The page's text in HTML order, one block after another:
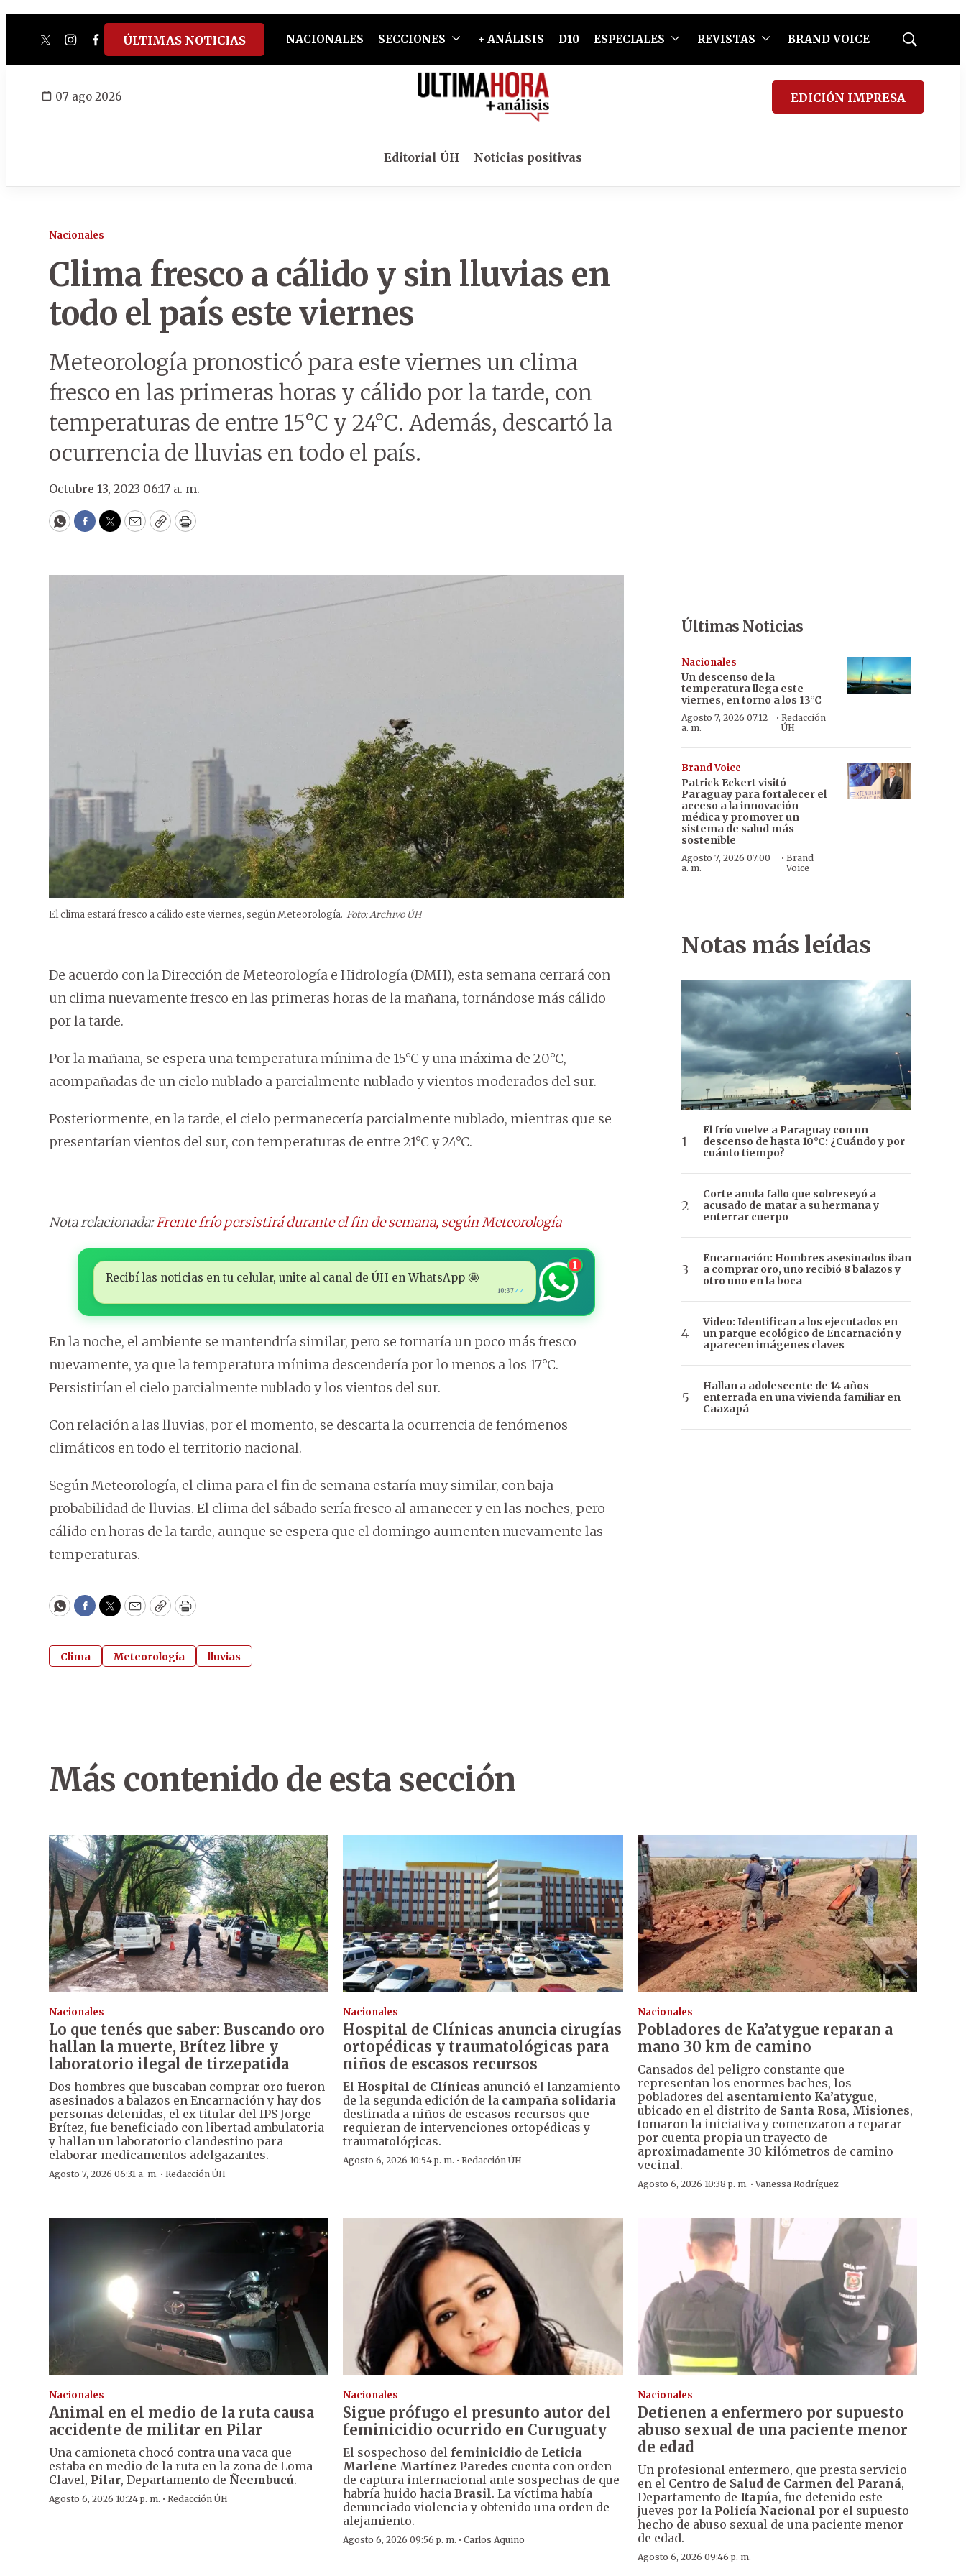
twitterinstagram
facebook
tiktokyoutube
spotify
ÚLTIMAS NOTICIAS NACIONALES SECCIONES + ANÁLISIS D10 ESPECIALES REVISTAS BRAND VOICE
Mostrar
07 ago 2026 EDICIÓN IMPRESA
Editorial ÚH Noticias positivas
Nacionales
Clima fresco a cálido y sin lluvias en
todo el país este viernes
Meteorología pronosticó para este viernes un clima
fresco en las primeras horas y cálido por la tarde, con
temperaturas de entre 15°C y 24°C. Además, descartó la
ocurrencia de lluvias en todo el país.
Octubre 13, 2023 06:17 a. m.
WhatsApp
Facebook
Twitter
EmailCopyPrint
El clima estará fresco a cálido este viernes, según Meteorología. Foto: Archivo ÚH
De acuerdo con la Dirección de Meteorología e Hidrología (DMH), esta semana cerrará con
un clima nuevamente fresco en las primeras horas de la mañana, tornándose más cálido
por la tarde.
Por la mañana, se espera una temperatura mínima de 15°C y una máxima de 20°C,
acompañadas de un cielo nublado a parcialmente nublado y vientos moderados del sur.
Posteriormente, en la tarde, el cielo permanecería parcialmente nublado, mientras que se
presentarían vientos del sur, con temperaturas de entre 21°C y 24°C.
Nota relacionada:Frente frío persistirá durante el fin de semana, según Meteorología
Recibí las noticias en tu celular, unite al canal de ÚH en WhatsApp 🤩
10:37✓✓
1
En la noche, el ambiente se mantendría similar, pero se tornaría un poco más fresco
nuevamente, ya que la temperatura mínima descendería por lo menos a los 17°C.
Persistirían el cielo parcialmente nublado y los vientos del sur.
Con relación a las lluvias, por el momento, se descarta la ocurrencia de fenómenos
climáticos en todo el territorio nacional.
Según Meteorología, el clima para el fin de semana estaría muy similar, con baja
probabilidad de lluvias. El clima del sábado sería fresco al amanecer y en las noches, pero
cálido en horas de la tarde, aunque se espera que el domingo aumenten nuevamente las
temperaturas.
WhatsApp
Facebook
Twitter
EmailCopyPrint
Clima Meteorología lluvias
Últimas Noticias
Nacionales
Un descenso de la
temperatura llega este
viernes, en torno a los 13°C
Agosto 7, 2026 07:12
a. m.
· Redacción
ÚH
Brand Voice
Patrick Eckert visitó
Paraguay para fortalecer el
acceso a la innovación
médica y promover un
sistema de salud más
sostenible
Agosto 7, 2026 07:00
a. m.
· Brand
Voice
Notas más leídas
El frío vuelve a Paraguay con un
descenso de hasta 10°C: ¿Cuándo y por
cuánto tiempo?
Corte anula fallo que sobreseyó a
acusado de matar a su hermana y
enterrar cuerpo
Encarnación: Hombres asesinados iban
a comprar oro, uno recibió 8 balazos y
otro uno en la boca
Video: Identifican a los ejecutados en
un parque ecológico de Encarnación y
aparecen imágenes claves
Hallan a adolescente de 14 años
enterrada en una vivienda familiar en
Caazapá
Más contenido de esta sección
Nacionales
Lo que tenés que saber: Buscando oro
hallan la muerte, Brítez libre y
laboratorio ilegal de tirzepatida
Dos hombres que buscaban comprar oro fueron
asesinados a balazos en Encarnación y hay dos
personas detenidas, el ex titular del IPS Jorge
Brítez, fue beneficiado con libertad ambulatoria
y hallan un laboratorio clandestino para
elaborar medicamentos adelgazantes.
Agosto 7, 2026 06:31 a. m. · Redacción ÚH
Nacionales
Hospital de Clínicas anuncia cirugías
ortopédicas y traumatológicas para
niños de escasos recursos
El Hospital de Clínicas anunció el lanzamiento
de la segunda edición de la campaña solidaria
destinada a niños de escasos recursos que
requieran de intervenciones ortopédicas y
traumatológicas.
Agosto 6, 2026 10:54 p. m. ·Redacción ÚH
Nacionales
Pobladores de Ka’atygue reparan a
mano 30 km de camino
Cansados del peligro constante que
representan los enormes baches, los
pobladores del asentamiento Ka’atygue,
ubicado en el distrito de Santa Rosa, Misiones,
tomaron la iniciativa y comenzaron a reparar
por cuenta propia un trayecto de
aproximadamente 30 kilómetros de camino
vecinal.
Agosto 6, 2026 10:38 p. m. ·Vanessa Rodríguez
Nacionales
Animal en el medio de la ruta causa
accidente de militar en Pilar
Una camioneta chocó contra una vaca que
estaba en medio de la ruta en la zona de Loma
Clavel, Pilar, Departamento de Ñeembucú.
Agosto 6, 2026 10:24 p. m. · Redacción ÚH
Nacionales
Sigue prófugo el presunto autor del
feminicidio ocurrido en Curuguaty
El sospechoso del feminicidio de Leticia
Marlene Martínez Paredes cuenta con orden
de captura internacional ante sospechas de que
habría huido haciaBrasil. La víctima había
denunciado violencia y obtenido una orden de
alejamiento.
Agosto 6, 2026 09:56 p. m. ·Carlos Aquino
Nacionales
Detienen a enfermero por supuesto
abuso sexual de una paciente menor
de edad
Un profesional enfermero, que presta servicio
en el Centro de Salud de Carmen del Paraná,
Departamento de Itapúa, fue detenido este
jueves por la Policía Nacional por el supuesto
hecho de abuso sexual de una paciente menor
de edad.
Agosto 6, 2026 09:46 p. m.